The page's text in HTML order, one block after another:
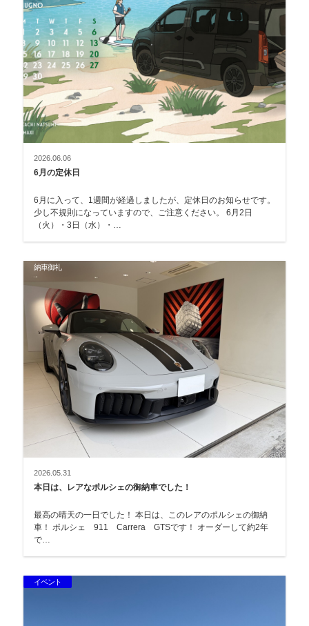
2026.06.06
6月の定休日
6月に入って、1週間が経過しましたが、定休日のお知らせです。
少し不規則になっていますので、ご注意ください。 6月2日
（火）・3日（水）・…
納車御礼
2026.05.31
本日は、レアなポルシェの御納車でした！
最高の晴天の一日でした！ 本日は、このレアのポルシェの御納
車！ ポルシェ 911 Carrera GTSです！ オーダーして約2年
で…
イベント